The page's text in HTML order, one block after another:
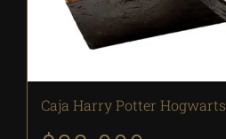
Caja Harry Potter Hogwarts